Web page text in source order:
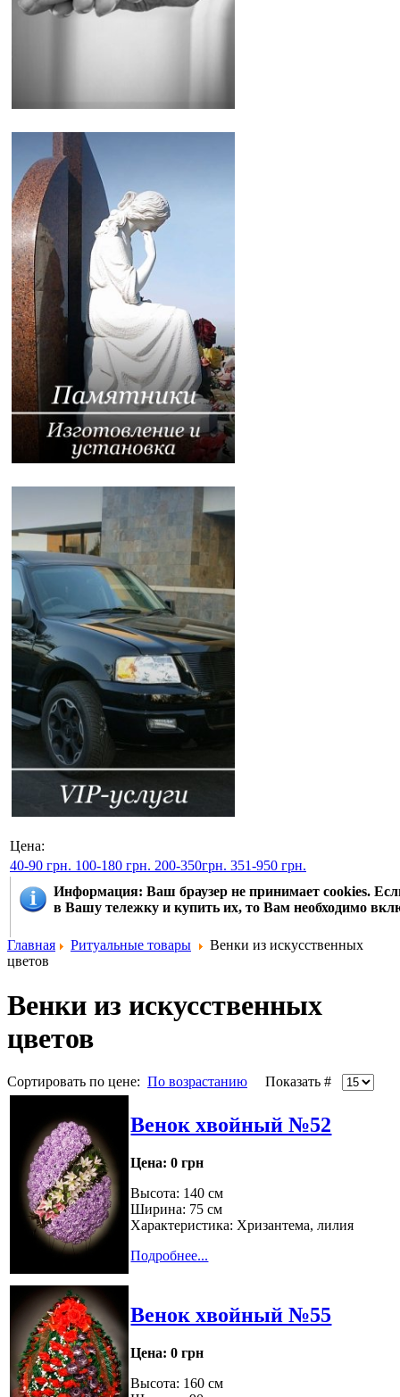
Цена:
40-90 грн. 100-180 грн. 200-350грн. 351-950 грн.
Информация: Ваш браузер не принимает cookies.
в Вашу тележку и купить их, то Вам необходимо
Главная Ритуальные товары
Венки из искусственных
цветов
Венки из искусственных
цветов
Сортировать по цене: По возрастанию Показать #
Венок хвойный №52
Цена: 0 грн
Высота: 140 см
Ширина: 75 см
Характеристика: Хризантема, лилия
Подробнее...
Венок хвойный №55
Цена: 0 грн
Высота: 160 см